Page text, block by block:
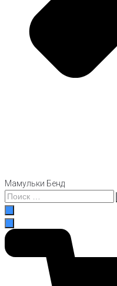
Мамульки Бенд